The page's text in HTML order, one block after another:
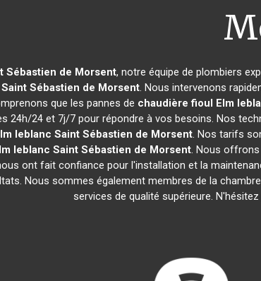
Sébastien de Morsent, notre équipe de plombiers
Saint Sébastien de Morsent. Nous intervenons
que les pannes de chaudière fioul Elm
24h/24 et 7j/7 pour répondre à vos besoins. Nos
leblanc Saint Sébastien de Morsent. Nos tarifs
leblanc Saint Sébastien de Morsent. Nous offrons
ont fait confiance pour l'installation et la
Nous sommes également membres de la
services de qualité supérieure.